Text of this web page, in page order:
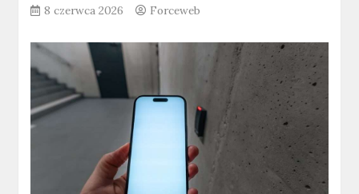
8 czerwca 2026 Forceweb